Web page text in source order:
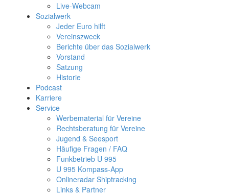
Live-Webcam
Sozialwerk
Jeder Euro hilft
Vereinszweck
Berichte über das Sozialwerk
Vorstand
Satzung
Historie
Podcast
Karriere
Service
Werbematerial für Vereine
Rechtsberatung für Vereine
Jugend & Seesport
Häufige Fragen / FAQ
Funkbetrieb U 995
U 995 Kompass-App
Onlineradar Shiptracking
Links & Partner